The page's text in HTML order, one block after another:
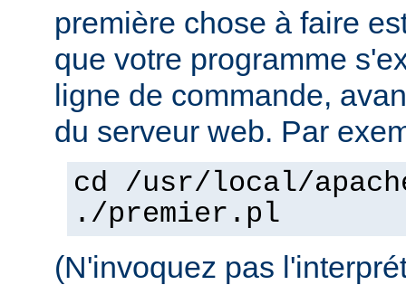
première chose à faire
que votre programme
ligne de commande,
du serveur web. Par
cd /usr/local/
./premier.pl
(N'invoquez pas